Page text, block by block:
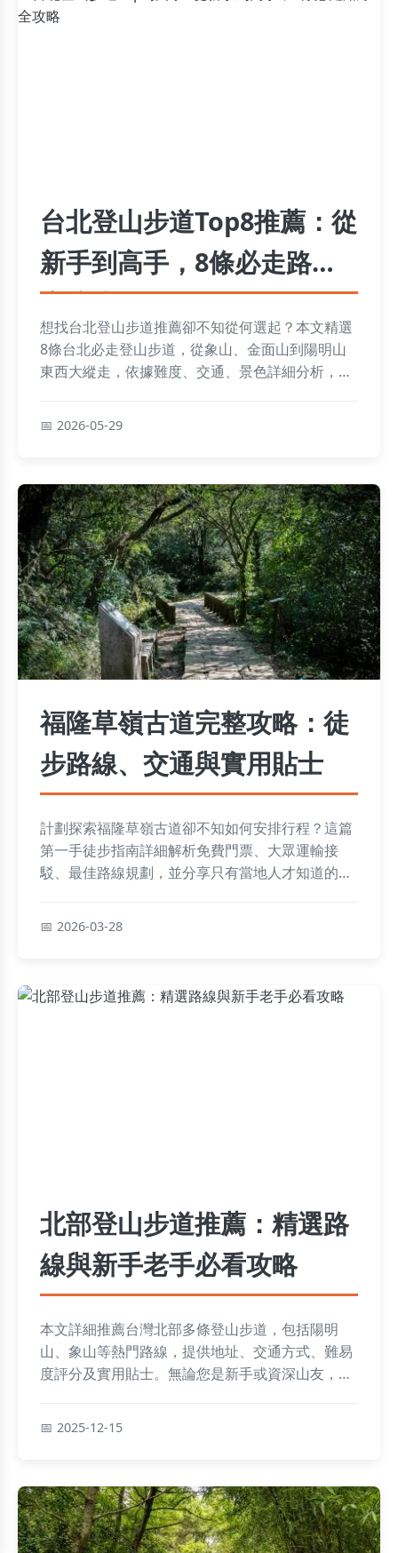
台北登山步道Top8推薦：從
新手到高手，8條必走路線
全攻略
想找台北登山步道推薦卻不知從何選起？本文精選
8條台北必走登山步道，從象山、金面山到陽明山
東西大縱走，依據難度、交通、景色詳細分析，無
2026-05-29
福隆草嶺古道完整攻略：徒
步路線、交通與實用貼士
計劃探索福隆草嶺古道卻不知如何安排行程？這篇
第一手徒步指南詳細解析免費門票、大眾運輸接
駁、最佳路線規劃，並分享只有當地人才知道的私
2026-03-28
北部登山步道推薦：精選路
線與新手老手必看攻略
本文詳細推薦台灣北部多條登山步道，包括陽明
山、象山等熱門路線，提供地址、交通方式、難易
度評分及實用貼士。無論您是新手或資深山友，都
2025-12-15